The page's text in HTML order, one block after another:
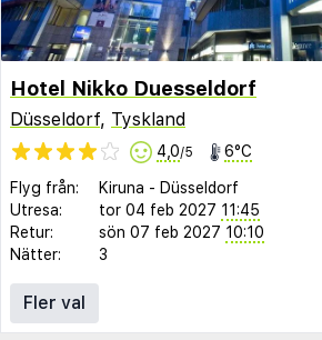
Hotel Nikko Duesseldorf
Düsseldorf, Tyskland
4,0/5 6°C
Flyg från: Kiruna - Düsseldorf
Utresa:
tor 04 feb 2027 11:45
Retur:
sön 07 feb 2027 10:10
Nätter:
3
Fler val